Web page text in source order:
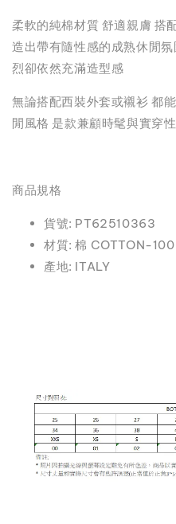
柔軟的純棉材質 舒適親膚 搭
造出帶有隨性感的成熟休閒
烈卻依然充滿造型感
無論搭配西裝外套或襯衫 都
閒風格 是款兼顧時髦與實穿
商品規格
貨號: PT62510363
材質: 棉 COTTON-
產地: ITALY